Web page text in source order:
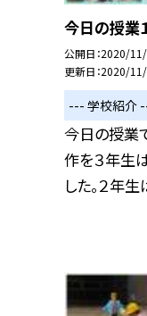
今日の授業１
公開日 2020/
更新日 2020/
--- 学校紹介
今日の授業
作を３年生
した。２年